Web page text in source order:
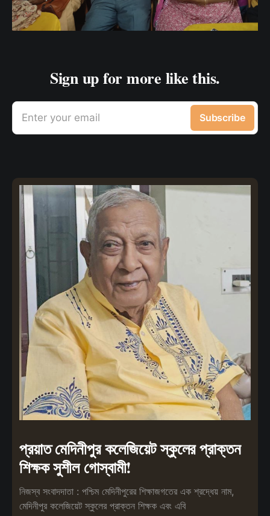
Sign up for more like this.
Enter your email Subscribe
প্রয়াত মেদিনীপুর কলেজিয়েট স্কুলের প্রাক্তন
শিক্ষক সুশীল গোস্বামী!
নিজস্ব সংবাদদাতা : পশ্চিম মেদিনীপুরের শিক্ষাজগতের এক শ্রদ্ধেয় নাম,
মেদিনীপুর কলেজিয়েট স্কুলের প্রাক্তন শিক্ষক এবং এবি